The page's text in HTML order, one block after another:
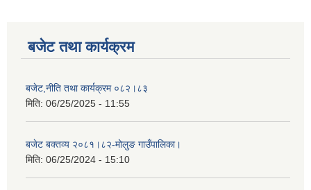
बजेट तथा कार्यक्रम
बजेट,नीति तथा कार्यक्रम ०८२।८३
मिति: 06/25/2025 - 11:55
बजेट बक्तव्य २०८१।८२-मोलुङ गाउँपालिका।
मिति: 06/25/2024 - 15:10